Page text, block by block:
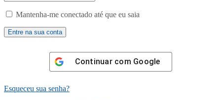
Mantenha-me conectado até que eu saia
Continuar com Google
Esqueceu sua senha?